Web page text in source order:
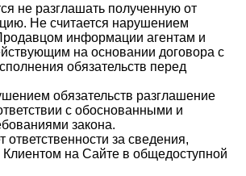
не разглашать полученную от
Не считается нарушением
информации агентам и
на основании договора с
обязательств перед
обязательств разглашение
с обоснованными и
закона.
ответственности за сведения,
на Сайте в общедоступной